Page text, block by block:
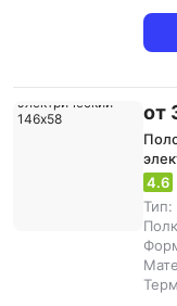
от
4.6
Тип: